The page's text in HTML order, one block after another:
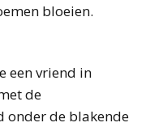
bloeien.
een vriend in
de
onder de blakende